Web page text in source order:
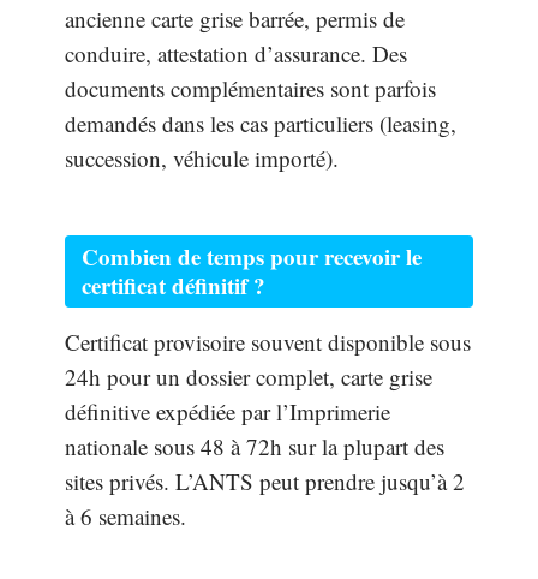
ancienne carte grise barrée, permis de
conduire, attestation d’assurance. Des
documents complémentaires sont parfois
demandés dans les cas particuliers (leasing,
succession, véhicule importé).
Combien de temps pour recevoir le
certificat définitif ?
Certificat provisoire souvent disponible sous
24h pour un dossier complet, carte grise
définitive expédiée par l’Imprimerie
nationale sous 48 à 72h sur la plupart des
sites privés. L’ANTS peut prendre jusqu’à 2
à 6 semaines.